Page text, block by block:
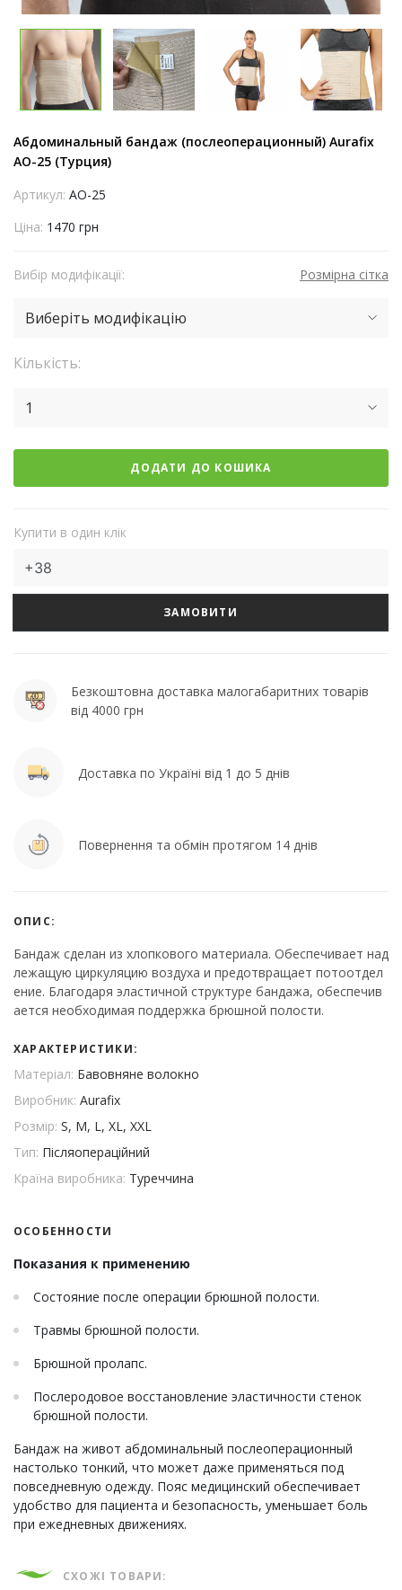
Абдоминальный бандаж (послеоперационный) Aurafix
AO-25 (Турция)
Артикул: AO-25
Ціна: 1470 грн
Вибір модифікації: Розмірна сітка
Виберіть модифікацію
Кількість:
1
ДОДАТИ ДО КОШИКА
Купити в один клік
ЗАМОВИТИ
Безкоштовна доставка малогабаритних товарів
від 4000 грн
Доставка по Україні від 1 до 5 днів
Повернення та обмін протягом 14 днів
ОПИС:
Бандаж сделан из хлопкового материала. Обеспечивает над
лежащую циркуляцию воздуха и предотвращает потоотдел
ение. Благодаря эластичной структуре бандажа, обеспечив
ается необходимая поддержка брюшной полости.
ХАРАКТЕРИСТИКИ:
Матеріал: Бавовняне волокно
Виробник: Aurafix
Розмір: S, M, L, XL, XXL
Тип: Післяопераційний
Країна виробника: Туреччина
ОСОБЕННОСТИ
Показания к применению
Состояние после операции брюшной полости.
Травмы брюшной полости.
Брюшной пролапс.
Послеродовое восстановление эластичности стенок
брюшной полости.
Бандаж на живот абдоминальный послеоперационный
настолько тонкий, что может даже применяться под
повседневную одежду. Пояс медицинский обеспечивает
удобство для пациента и безопасность, уменьшает боль
при ежедневных движениях.
СХОЖІ ТОВАРИ: